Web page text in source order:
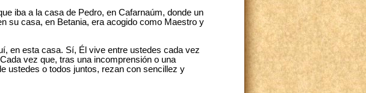
iba a la casa de Pedro, en Cafarnaúm, donde un
su casa, en Betania, era acogido como Maestro y
en esta casa. Sí, Él vive entre ustedes cada vez
vez que, tras una incomprensión o una
ustedes o todos juntos, rezan con sencillez y